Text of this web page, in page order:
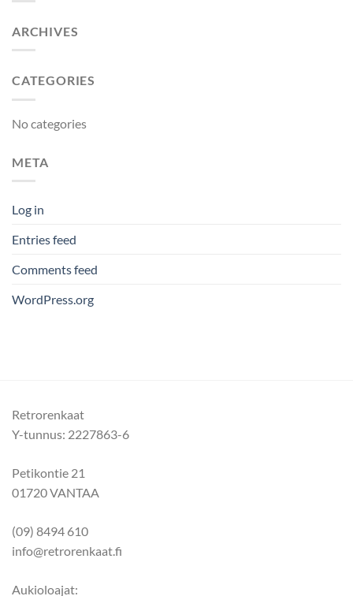
ARCHIVES
CATEGORIES
No categories
META
Log in
Entries feed
Comments feed
WordPress.org
Retrorenkaat
Y-tunnus: 2227863-6
Petikontie 21
01720 VANTAA
(09) 8494 610
info@retrorenkaat.fi
Aukioloajat: